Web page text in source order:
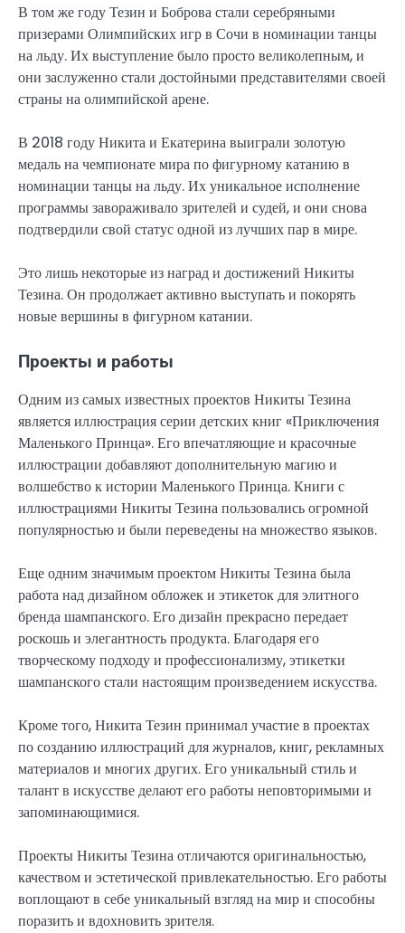
В том же году Тезин и Боброва стали серебряными
призерами Олимпийских игр в Сочи в номинации танцы
на льду. Их выступление было просто великолепным, и
они заслуженно стали достойными представителями своей
страны на олимпийской арене.
В 2018 году Никита и Екатерина выиграли золотую
медаль на чемпионате мира по фигурному катанию в
номинации танцы на льду. Их уникальное исполнение
программы завораживало зрителей и судей, и они снова
подтвердили свой статус одной из лучших пар в мире.
Это лишь некоторые из наград и достижений Никиты
Тезина. Он продолжает активно выступать и покорять
новые вершины в фигурном катании.
Проекты и работы
Одним из самых известных проектов Никиты Тезина
является иллюстрация серии детских книг «Приключения
Маленького Принца». Его впечатляющие и красочные
иллюстрации добавляют дополнительную магию и
волшебство к истории Маленького Принца. Книги с
иллюстрациями Никиты Тезина пользовались огромной
популярностью и были переведены на множество языков.
Еще одним значимым проектом Никиты Тезина была
работа над дизайном обложек и этикеток для элитного
бренда шампанского. Его дизайн прекрасно передает
роскошь и элегантность продукта. Благодаря его
творческому подходу и профессионализму, этикетки
шампанского стали настоящим произведением искусства.
Кроме того, Никита Тезин принимал участие в проектах
по созданию иллюстраций для журналов, книг, рекламных
материалов и многих других. Его уникальный стиль и
талант в искусстве делают его работы неповторимыми и
запоминающимися.
Проекты Никиты Тезина отличаются оригинальностью,
качеством и эстетической привлекательностью. Его работы
воплощают в себе уникальный взгляд на мир и способны
поразить и вдохновить зрителя.